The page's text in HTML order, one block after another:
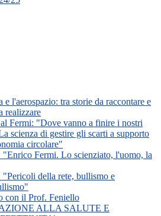
e l'aerospazio: tra storie da raccontare e
realizzare
Fermi: "Dove vanno a finire i nostri
scienza di gestire gli scarti a supporto
circolare"
"Enrico Fermi. Lo scienziato, l'uomo, la
"Pericoli della rete, bullismo e
con il Prof. Feniello
ALLA SALUTE E